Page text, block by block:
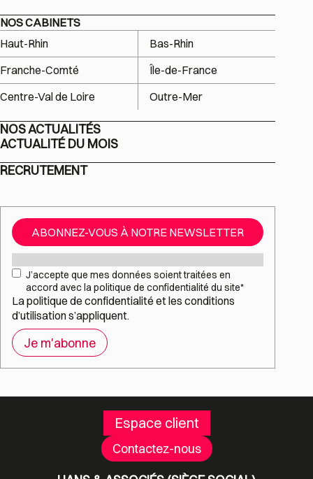
NOS CABINETS
Haut-Rhin
Bas-Rhin
Franche-Comté
Île-de-France
Centre-Val de Loire
Outre-Mer
NOS ACTUALITÉS
ACTUALITÉ DU MOIS
RECRUTEMENT
ABONNEZ-VOUS À NOTRE NEWSLETTER
RGPD*
J’accepte que mes données soient traitées en
accord avec la politique de confidentialité du site*
Lapolitique de confidentialité et les conditions
d’utilisations’appliquent.
Espace client
Contactez-nous